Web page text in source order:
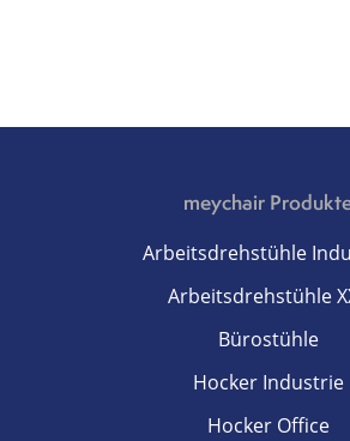
meychair
Arbeitsdrehstühle
Arbeitsdrehstühle
Bürostühle
Hocker Industrie
Hocker Office